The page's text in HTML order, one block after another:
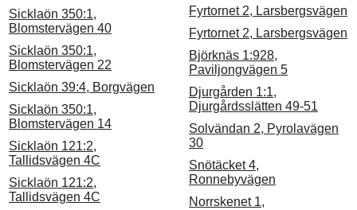
Sicklaön 350:1,
Blomstervägen 40
Sicklaön 350:1,
Blomstervägen 22
Sicklaön 39:4, Borgvägen
Sicklaön 350:1,
Blomstervägen 14
Sicklaön 121:2,
Tallidsvägen 4C
Sicklaön 121:2,
Tallidsvägen 4C
Fyrtornet 2, Larsbergsvägen
Fyrtornet 2, Larsbergsvägen
Björknäs 1:928,
Paviljongvägen 5
Djurgården 1:1,
Djurgårdsslätten 49-51
Solvändan 2, Pyrolavägen
30
Snötäcket 4,
Ronnebyvägen
Norrskenet 1,